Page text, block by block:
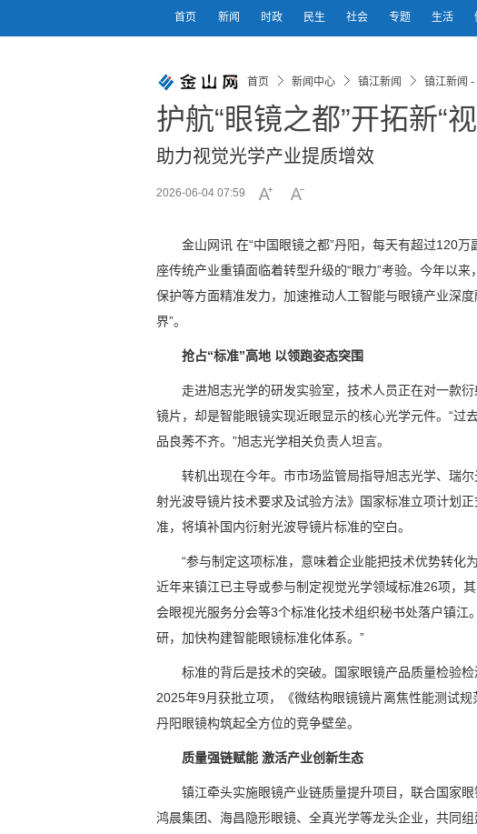
首页 新闻 时政 民生 社会 专题 生活
首页 新闻中心 镇江新闻 镇江新闻 -
护航“眼镜之都”开拓新“
助力视觉光学产业提质增效
2026-06-04 07:59
金山网讯 在“中国眼镜之都”丹阳，每天有超过120
座传统产业重镇面临着转型升级的“眼力”考验。今年以
保护等方面精准发力，加速推动人工智能与眼镜产业深
界”。
抢占“标准”高地 以领跑姿态突围
走进旭志光学的研发实验室，技术人员正在对一款
镜片，却是智能眼镜实现近眼显示的核心光学元件。“过
品良莠不齐。”旭志光学相关负责人坦言。
转机出现在今年。市市场监管局指导旭志光学、瑞
射光波导镜片技术要求及试验方法》国家标准立项计划
准，将填补国内衍射光波导镜片标准的空白。
“参与制定这项标准，意味着企业能把技术优势转化
近年来镇江已主导或参与制定视觉光学领域标准26项，
会眼视光服务分会等3个标准化技术组织秘书处落户镇江
研，加快构建智能眼镜标准化体系。”
标准的背后是技术的突破。国家眼镜产品质量检验
2025年9月获批立项，《微结构眼镜镜片离焦性能测试
丹阳眼镜构筑起全方位的竞争壁垒。
质量强链赋能 激活产业创新生态
镇江牵头实施眼镜产业链质量提升项目，联合国家
鸿晨集团、海昌隐形眼镜、全真光学等龙头企业，共同